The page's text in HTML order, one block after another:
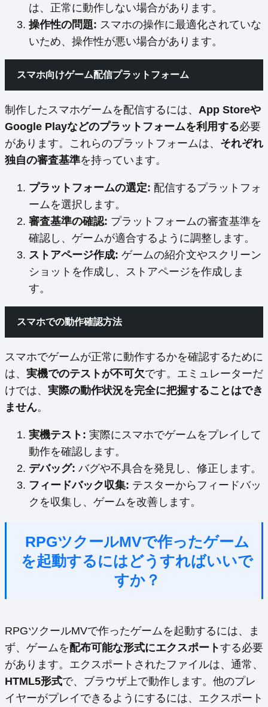
は、正常に動作しない場合があります。
操作性の問題: スマホの操作に最適化されていな
いため、操作性が悪い場合があります。
スマホ向けゲーム配信プラットフォーム
制作したスマホゲームを配信するには、 App Storeや
Google Playなどのプラットフォームを利用する必要
があります。これらのプラットフォームは、 それぞれ
独自の審査基準を持っています。
プラットフォームの選定: 配信するプラットフォ
ームを選択します。
審査基準の確認: プラットフォームの審査基準を
確認し、ゲームが適合するように調整します。
ストアページ作成: ゲームの紹介文やスクリーン
ショットを作成し、ストアページを作成しま
す。
スマホでの動作確認方法
スマホでゲームが正常に動作するかを確認するために
は、 実機でのテストが不可欠です。エミュレーターだ
けでは、 実際の動作状況を完全に把握することはでき
ません。
実機テスト: 実際にスマホでゲームをプレイして
動作を確認します。
デバッグ: バグや不具合を発見し、修正します。
フィードバック収集: テスターからフィードバッ
クを収集し、ゲームを改善します。
RPGツクールMVで作ったゲーム
を起動するにはどうすればいいで
すか？
RPGツクールMVで作ったゲームを起動するには、ま
ず、ゲームを配布可能な形式にエクスポートする必要
があります。エクスポートされたファイルは、通常、
HTML5形式で、ブラウザ上で動作します。他のプレ
イヤーがプレイできるようにするには、エクスポート